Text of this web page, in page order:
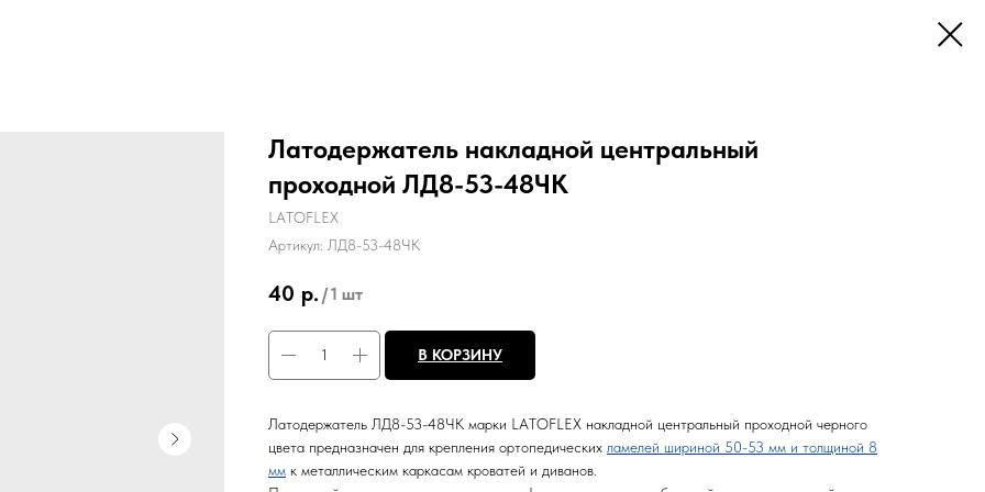
Латодержатель накладной центральный
проходной ЛД8-53-48ЧК
LATOFLEX
Артикул: ЛД8-53-48ЧК
40 р. /1 шт
В КОРЗИНУ
Латодержатель ЛД8-53-48ЧК марки LATOFLEX накладной центральный проходной черного
цвета предназначен для крепления ортопедических ламелей шириной 50-53 мм и толщиной 8
мм к металлическим каркасам кроватей и диванов.